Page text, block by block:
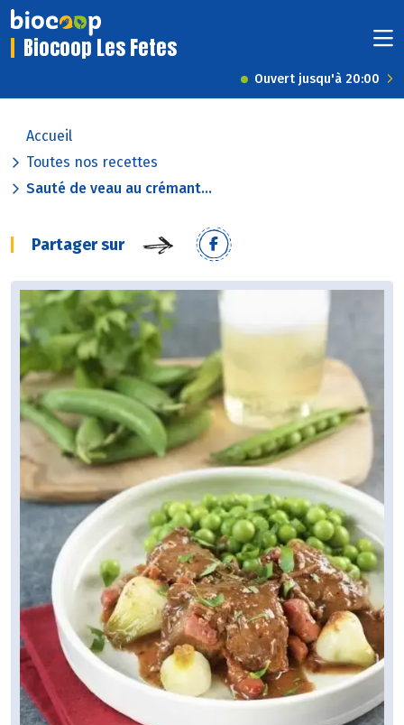
Biocoop Les Fetes
Ouvert jusqu'à 20:00
Accueil
Toutes nos recettes
Sauté de veau au crémant...
Partager sur